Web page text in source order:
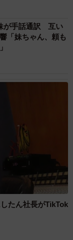
番悲惨な日
と私と執行官〜
説『虎に翼
田寅子）を演じ
DmMiX／1994
人気をランキン
が手話通訳 互い
「妹ちゃん、頼も
たん社長がTikTok